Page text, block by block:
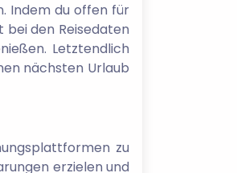
Indem du offen für
den Reisedaten
Letztendlich
nächsten Urlaub
zu
erzielen und